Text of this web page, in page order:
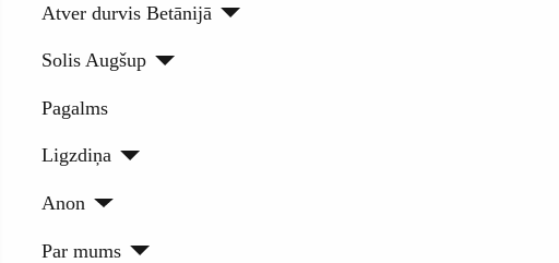
Atver durvis Betānijā
Solis Augšup
Pagalms
Ligzdiņa
Anon
Par mums